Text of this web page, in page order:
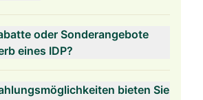
Gültigkeit
oder Sonderangebote
eines IDP?
bieten Sie